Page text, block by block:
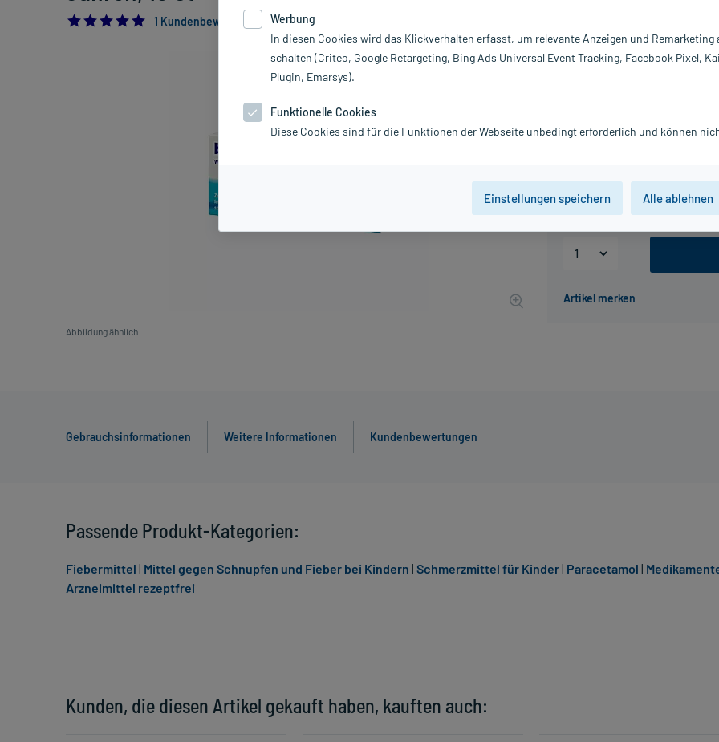
5.0
1 Kundenbewertung*
Abbildung ähnlich
3,14 € 32PlusHerzen
Hersteller:
Achtung Kühlware! Artikel wird
Gebrauchsinformationen Weitere Informationen Kundenbewertungen
Kunden, die diesen Artikel gekauft haben, kauften auch:
Passende Produkt-Kategorien:
Fiebermittel | Mittel gegen Schnupfen und Fieber bei Kindern | Schmerzmittel für Kinder| Paracetamol |
Arzneimittel rezeptfrei
Werbung
In diesen Cookies wird das Klickverhalten erfasst, um relevante Anzeigen und Remarketing
schalten (Criteo, Google Retargeting, Bing Ads Universal Event Tracking, Facebook Pixel,
Plugin, Emarsys).
Funktionelle Cookies
Diese Cookies sind für die Funktionen der Webseite unbedingt erforderlich und können
Einstellungen speichern Alle ablehnen